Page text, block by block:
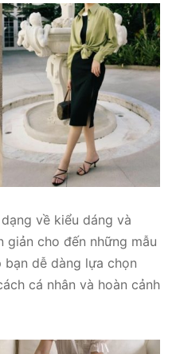
về kiểu dáng và
giản cho đến những mẫu
dễ dàng lựa chọn
cá nhân và hoàn cảnh